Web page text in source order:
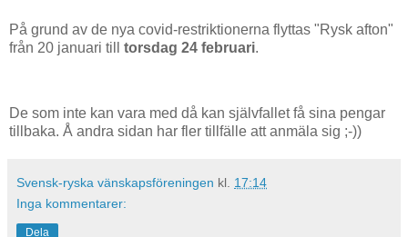
På grund av de nya covid-restriktionerna flyttas "Rysk afton"
från 20 januari till torsdag 24 februari.
De som inte kan vara med då kan självfallet få sina pengar
tillbaka. Å andra sidan har fler tillfälle att anmäla sig ;-))
Svensk-ryska vänskapsföreningen kl. 17:14
Inga kommentarer:
Dela